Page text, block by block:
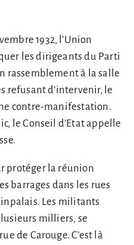
1932, l’Union
les dirigeants du Parti
rassemblement à la salle
refusant d’intervenir, le
contre-manifestation.
le Conseil d’Etat appelle
protéger la réunion
barrages dans les rues
Les militants
milliers, se
de Carouge. C’est là